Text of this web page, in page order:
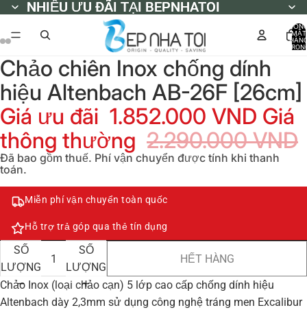
NHIỀU ƯU ĐÃI TẠI BEPNHATOI
NHIỀU ƯU ĐÃI TẠI BEPNHATOI
MẶT
Chảo chiên Inox chống dính
hiệu Altenbach AB-26F [26cm]
Giá ưu đãi 1.852.000 VND Giá
thông thường 2.290.000 VND
Đã bao gồm thuế. Phí vận chuyển được tính khi thanh
toán.
Miễn phí vận chuyển toàn quốc
Hỗ trợ trả góp qua thẻ tín dụng
GIẢM
SỐ
LƯỢNG
TĂNG
SỐ
LƯỢNG
HẾT HÀNG
Chảo Inox (loại chảo cạn) 5 lớp cao cấp chống dính hiệu
Altenbach dày 2,3mm sử dụng công nghệ tráng men Excalibur